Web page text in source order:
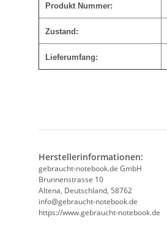
Produkt Nummer:
Zustand:
Lieferumfang:
Herstellerinformationen:
gebraucht-notebook.de GmbH
Brunnenstrasse 10
Altena, Deutschland, 58762
info@gebraucht-notebook.de
https://www.gebraucht-notebook.de